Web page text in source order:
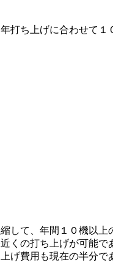
打ち上げに合わせて
して、年間１０機以
の打ち上げが可能
費用も現在の半分